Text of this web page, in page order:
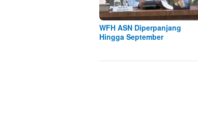
WFH ASN Diperpanjang
Hingga September